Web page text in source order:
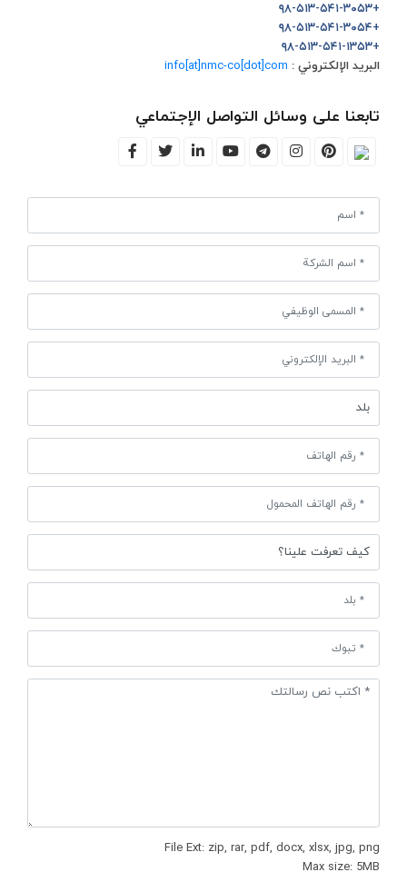
+۹۸-۵۱۳-۵۴۱-۳۰۵۳
+۹۸-۵۱۳-۵۴۱-۳۰۵۴
+۹۸-۵۱۳-۵۴۱-۱۳۵۳
البريد الإلكتروني : info[at]nmc-co[dot]com
تابعنا على وسائل التواصل الإجتماعي
File Ext: zip, rar, pdf, docx, xlsx, jpg, png
Max size: 5MB